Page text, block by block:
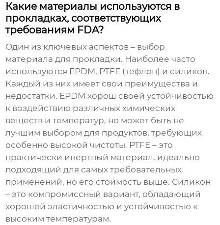
Какие материалы используются в
прокладках, соответствующих
требованиям FDA?
Один из ключевых аспектов – выбор
материала для прокладки. Наиболее часто
используются EPDM, PTFE (тефлон) и силикон.
Каждый из них имеет свои преимущества и
недостатки. EPDM хорош своей устойчивостью
к воздействию различных химических
веществ и температур, но может быть не
лучшим выбором для продуктов, требующих
особенно высокой чистоты. PTFE – это
практически инертный материал, идеально
подходящий для самых требовательных
применений, но его стоимость выше. Силикон
– это компромиссный вариант, обладающий
хорошей эластичностью и устойчивостью к
высоким температурам.